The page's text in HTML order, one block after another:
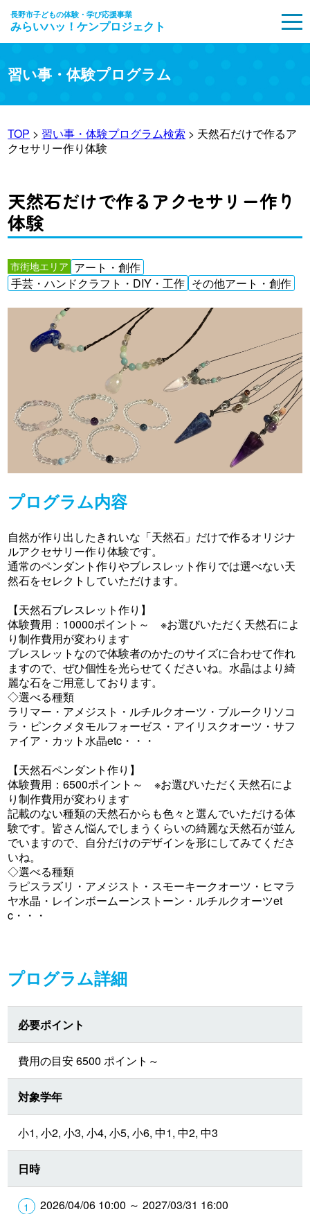
長野市子どもの体験・学び応援事業
みらいハッ！ケンプロジェクト
習い事・体験プログラム
TOP > 習い事・体験プログラム検索 > 天然石だけで作るア
クセサリー作り体験
天然石だけで作るアクセサリー作り
体験
市街地エリア アート・創作
手芸・ハンドクラフト・DIY・工作 その他アート・創作
プログラム内容
自然が作り出したきれいな「天然石」だけで作るオリジナ
ルアクセサリー作り体験です。
通常のペンダント作りやブレスレット作りでは選べない天
然石をセレクトしていただけます。
【天然石ブレスレット作り】
体験費用：10000ポイント～ ※お選びいただく天然石によ
り制作費用が変わります
ブレスレットなので体験者のかたのサイズに合わせて作れ
ますので、ぜひ個性を光らせてくださいね。水晶はより綺
麗な石をご用意しております。
◇選べる種類
ラリマー・アメジスト・ルチルクオーツ・ブルークリソコ
ラ・ピンクメタモルフォーゼス・アイリスクオーツ・サフ
ァイア・カット水晶etc・・・
【天然石ペンダント作り】
体験費用：6500ポイント～ ※お選びいただく天然石によ
り制作費用が変わります
記載のない種類の天然石からも色々と選んでいただける体
験です。皆さん悩んでしまうくらいの綺麗な天然石が並ん
でいますので、自分だけのデザインを形にしてみてくださ
いね。
◇選べる種類
ラピスラズリ・アメジスト・スモーキークオーツ・ヒマラ
ヤ水晶・レインボームーンストーン・ルチルクオーツet
c・・・
プログラム詳細
必要ポイント
費用の目安 6500 ポイント～
対象学年
小1, 小2, 小3, 小4, 小5, 小6, 中1, 中2, 中3
日時
2026/04/06 10:00 ～ 2027/03/31 16:00